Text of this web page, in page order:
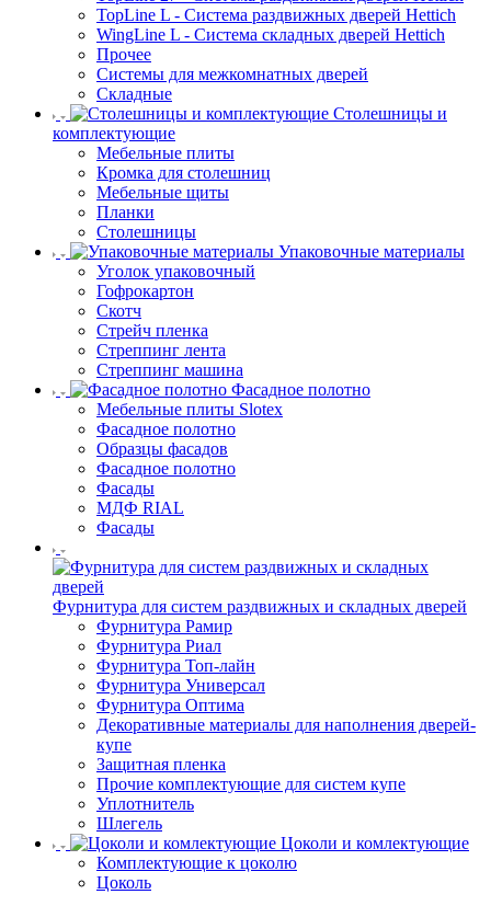
TopLine L - Система раздвижных дверей Hettich
WingLine L - Система складных дверей Hettich
Прочее
Системы для межкомнатных дверей
Складные
Столешницы и
комплектующие
Мебельные плиты
Кромка для столешниц
Мебельные щиты
Планки
Столешницы
Упаковочные материалы
Уголок упаковочный
Гофрокартон
Скотч
Стрейч пленка
Стреппинг лента
Стреппинг машина
Фасадное полотно
Мебельные плиты Slotex
Фасадное полотно
Образцы фасадов
Фасадное полотно
Фасады
МДФ RIAL
Фасады
Фурнитура для систем раздвижных и складных дверей
Фурнитура Рамир
Фурнитура Риал
Фурнитура Топ-лайн
Фурнитура Универсал
Фурнитура Оптима
Декоративные материалы для наполнения дверей-
купе
Защитная пленка
Прочие комплектующие для систем купе
Уплотнитель
Шлегель
Цоколи и комлектующие
Комплектующие к цоколю
Цоколь